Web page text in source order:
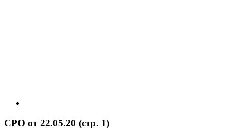
СРО от 22.05.20 (стр. 1)